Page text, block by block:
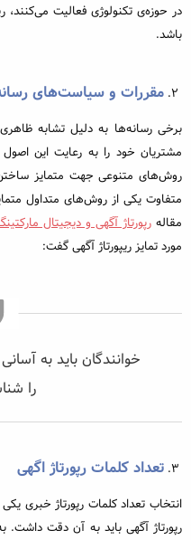
در حوزه‌ی تکنولوژی فعالیت می‌کنند،
باشد.
مقررات و سیاست‌های
برخی رسانه‌ها به دلیل تشابه
مشتریان خود را به رعایت این
روش‌‌های متنوعی جهت متمایز ساختن
متفاوت یکی از روش‌های متداول
مقالهرپورتاژ آگهی و دیجیتال
مورد تمایز ریپورتاژ آگهی گفت:
خوانندگان باید به
را
تعداد کلمات رپورتاژ اگهی
انتخاب تعداد کلمات رپورتاژ خبری
رپورتاژ آگهی باید به آن دقت داشت.